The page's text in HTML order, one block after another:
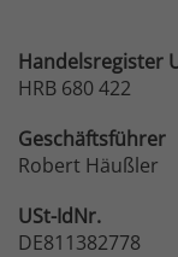
Handelsregister
HRB 680 422
Geschäftsführer
Robert Häußler
USt-IdNr.
DE811382778